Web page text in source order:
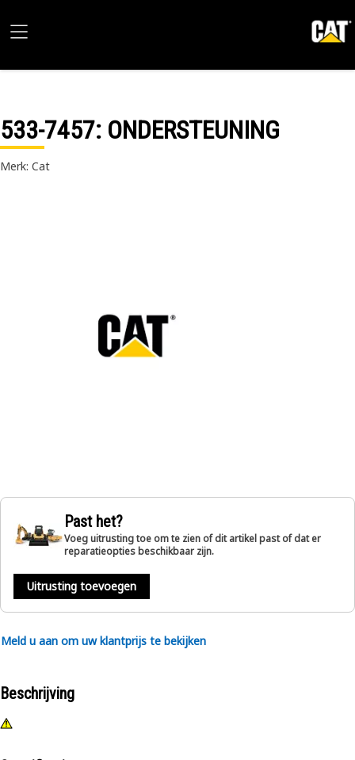
533-7457: ONDERSTEUNING
Merk: Cat
Past het?
Voeg uitrusting toe om te zien of dit artikel past of dat er
reparatieopties beschikbaar zijn.
Uitrusting toevoegen
Meld u aan om uw klantprijs te bekijken
Beschrijving